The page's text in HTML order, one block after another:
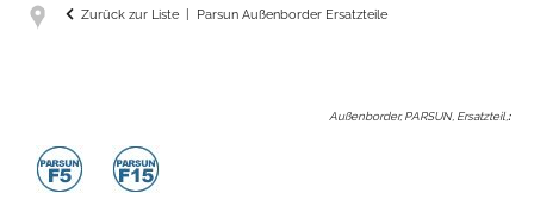
Zurück zur Liste Parsun Außenborder Ersatzteile
Außenborder, PARSUN, Ersatzteil, :